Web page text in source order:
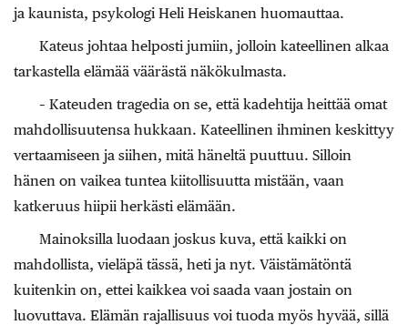
ja kaunista, psykologi Heli Heiskanen huomauttaa.
Kateus johtaa helposti jumiin, jolloin kateellinen alkaa
tarkastella elämää väärästä näkökulmasta.
– Kateuden tragedia on se, että kadehtija heittää omat
mahdollisuutensa hukkaan. Kateellinen ihminen keskittyy
vertaamiseen ja siihen, mitä häneltä puuttuu. Silloin
hänen on vaikea tuntea kiitollisuutta mistään, vaan
katkeruus hiipii herkästi elämään.
Mainoksilla luodaan joskus kuva, että kaikki on
mahdollista, vieläpä tässä, heti ja nyt. Väistämätöntä
kuitenkin on, ettei kaikkea voi saada vaan jostain on
luovuttava. Elämän rajallisuus voi tuoda myös hyvää, sillä